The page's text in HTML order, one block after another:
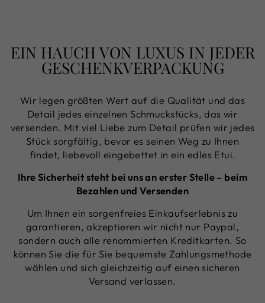
EIN HAUCH VON LUXUS IN JEDER
GESCHENKVERPACKUNG
Wir legen größten Wert auf die Qualität und das
Detail jedes einzelnen Schmuckstücks, das wir
versenden. Mit viel Liebe zum Detail prüfen wir jedes
Stück sorgfältig, bevor es seinen Weg zu Ihnen
findet, liebevoll eingebettet in ein edles Etui.
Ihre Sicherheit steht bei uns an erster Stelle – beim
Bezahlen und Versenden
Um Ihnen ein sorgenfreies Einkaufserlebnis zu
garantieren, akzeptieren wir nicht nur Paypal,
sondern auch alle renommierten Kreditkarten. So
können Sie die für Sie bequemste Zahlungsmethode
wählen und sich gleichzeitig auf einen sicheren
Versand verlassen.